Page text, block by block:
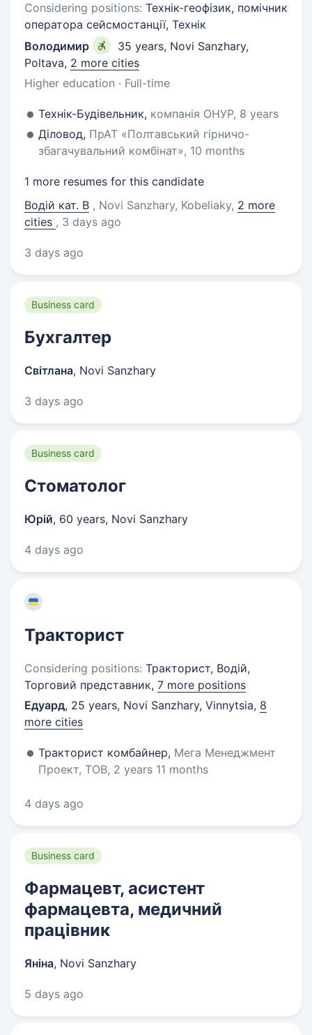
Considering positions: Технік-геофізик, помічник
оператора сейсмостанції, Технік
Володимир
35 years, Novi Sanzhary,
Poltava, 2 more cities
Higher education · Full-time
Технік-Будівельник, компанія ОНУР, 8 years
Діловод, ПрАТ «Полтавський гірничо-
збагачувальний комбінат», 10 months
1 more resumes for this candidate
Водій кат. В , Novi Sanzhary, Kobeliaky, 2 more
cities , 3 days ago
3 days ago
Business card
Бухгалтер
Світлана, Novi Sanzhary
3 days ago
Business card
Стоматолог
Юрій, 60 years, Novi Sanzhary
4 days ago
Тракторист
Considering positions: Тракторист, Водій,
Торговий представник, 7 more positions
Едуард, 25 years, Novi Sanzhary, Vinnytsia, 8
more cities
Тракторист комбайнер, Мега Менеджмент
Проект, ТОВ, 2 years 11 months
4 days ago
Business card
Фармацевт, асистент
фармацевта, медичний
працівник
Яніна, Novi Sanzhary
5 days ago